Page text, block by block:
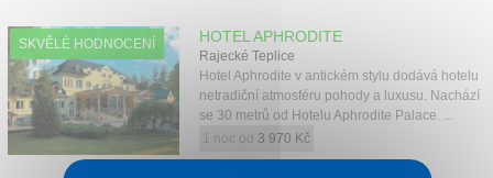
Před cestou
Atrakce
O nás
SKVĚLÉ HODNOCENÍ HOTEL APHRODITE
Rajecké Teplice
Hotel Aphrodite v antickém stylu dodává hotelu
netradiční atmosféru pohody a luxusu. Nachází
se 30 metrů od Hotelu Aphrodite Palace. ...
1 noc od 3 970 Kč